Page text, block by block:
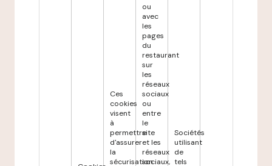
Ces
cookies
visent
à
permettre
d'assurer
la
sécurisation
ou
avec
les
pages
du
restaurant
sur
les
réseaux
sociaux
ou
entre
le
site
et les
réseaux
sociaux,
Sociétés
utilisant
de
tels